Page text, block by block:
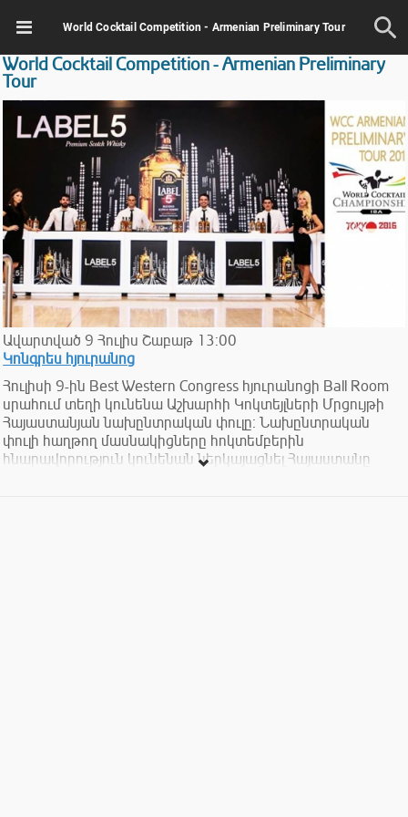
World Cocktail Competition - Armenian Preliminary Tour
World Cocktail Competition - Armenian Preliminary
Tour
Ավարտված 9 Հուլիս Շաբաթ 13:00
Կոնգրես հյուրանոց
Հուլիսի 9-ին Best Western Congress հյուրանոցի Ball Room
սրահում տեղի կունենա Աշխարհի Կոկտեյլների Մրցույթի
Հայաստանյան նախընտրական փուլը։ Նախընտրական
փուլի հաղթող մասնակիցները հոկտեմբերին
հնարավորություն կունենան ներկայացնել Հայաստանը